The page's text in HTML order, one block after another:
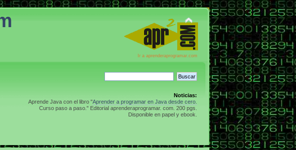
Ir a aprenderaprogramar.com
Noticias:
Aprende Java con el libro "Aprender a programar en Java desde cero.
Curso paso a paso." Editorial aprenderaprogramar. com. 200 pgs.
Disponible en papel y ebook.